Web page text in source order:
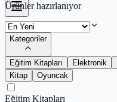
Ürünler hazırlanıyor
Kategoriler
Eğitim Kitapları Elektronik
Kitap
Oyuncak
Eğitim Kitapları